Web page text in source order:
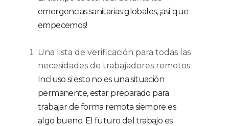
emergencias sanitarias globales, ¡así que
empecemos!
Una lista de verificación para todas las
necesidades de trabajadores remotos
Incluso si esto no es una situación
permanente, estar preparado para
trabajar de forma remota siempre es
algo bueno. El futuro del trabajo es